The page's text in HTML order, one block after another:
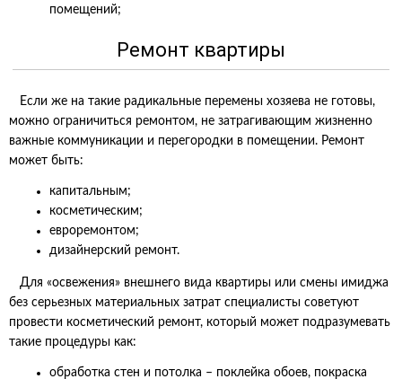
помещений;
Ремонт квартиры
Если же на такие радикальные перемены хозяева не готовы,
можно ограничиться ремонтом, не затрагивающим жизненно
важные коммуникации и перегородки в помещении. Ремонт
может быть:
капитальным;
косметическим;
евроремонтом;
дизайнерский ремонт.
Для «освежения» внешнего вида квартиры или смены имиджа
без серьезных материальных затрат специалисты советуют
провести косметический ремонт, который может подразумевать
такие процедуры как:
обработка стен и потолка – поклейка обоев, покраска